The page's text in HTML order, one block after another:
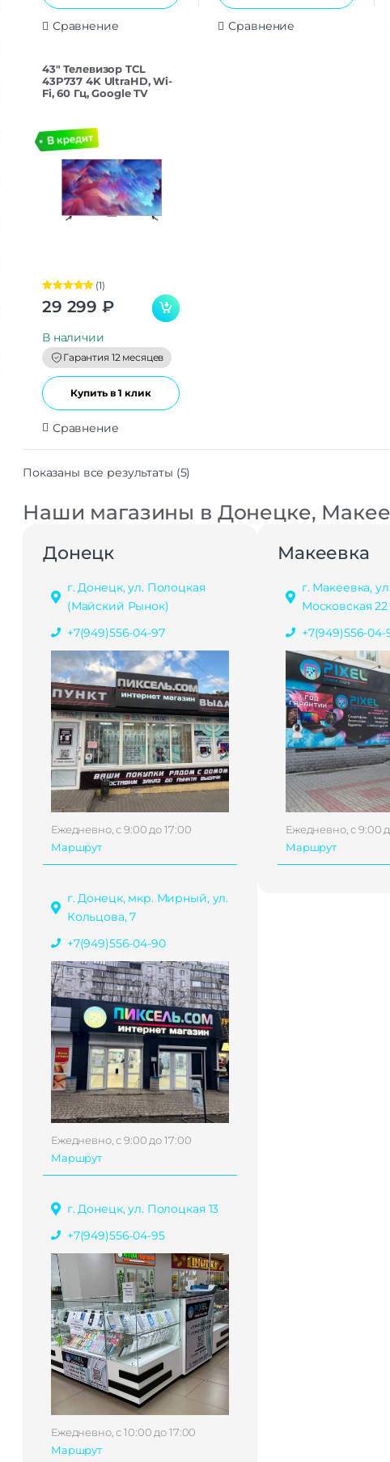
Сравнение Сравнение
43″ Телевизор TCL
43P737 4K UltraHD, Wi-
Fi, 60 Гц, Google TV
Оценка5.00
из 5
(1)
29 299 ₽
В наличии
Гарантия 12 месяцев
Купить в 1 клик
Сравнение
Показаны все результаты (5)
Наши магазины в Донецке,
Донецк
г. Донецк, ул. Полоцкая
(Майский Рынок)
+7(949)556-04-97
Ежедневно, с 9:00 до 17:00
Маршрут
г. Донецк, мкр. Мирный, ул.
Кольцова, 7
+7(949)556-04-90
Ежедневно, с 9:00 до 17:00
Маршрут
г. Донецк, ул. Полоцкая 13
+7(949)556-04-95
Ежедневно, с 10:00 до 17:00
Маршрут
Макеевка
г. Макеевка,
Московская
+7(949)556-04-
Ежедневно, с 9:00
Маршрут